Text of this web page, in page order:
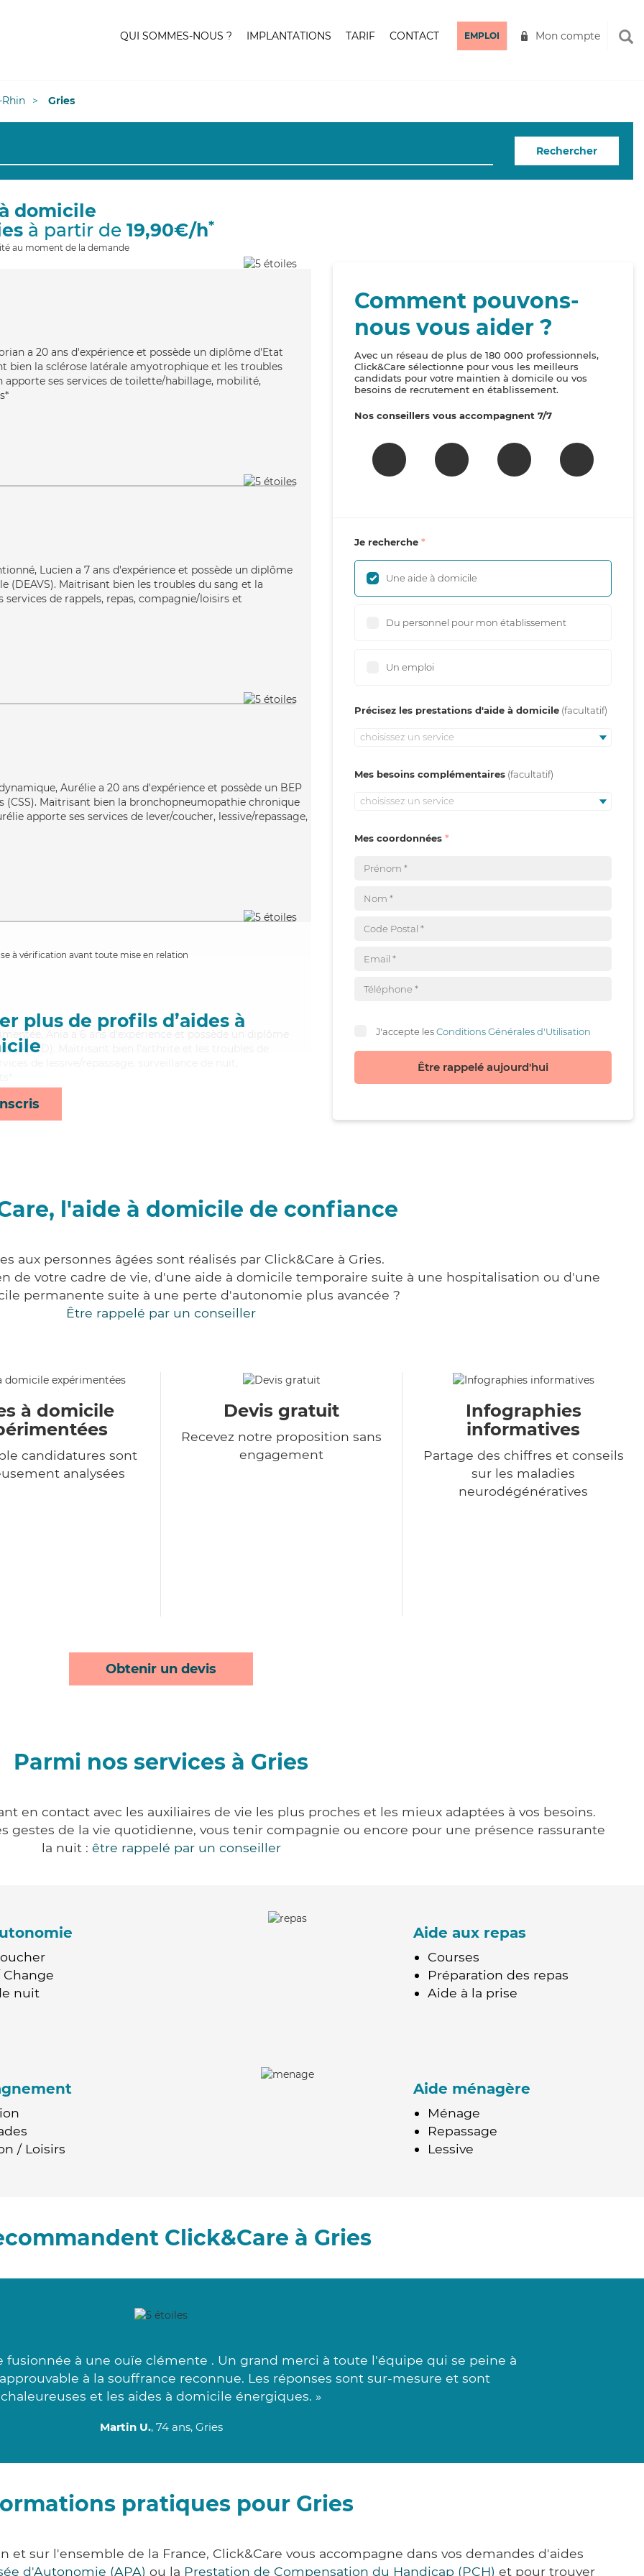
QUI SOMMES-NOUS ? IMPLANTATIONS TARIF CONTACT EMPLOI Mon compte
Rhin Gries
Rechercher
domicile
à partir de 19,90€/h*
au moment de la demande
a 20 ans d'expérience et possède un diplôme d'Etat
bien la sclérose latérale amyotrophique et les troubles
apporte ses services de toilette/habillage, mobilité,
Lucien a 7 ans d'expérience et possède un diplôme
(DEAVS). Maitrisant bien les troubles du sang et la
services de rappels, repas, compagnie/loisirs et
Aurélie a 20 ans d'expérience et possède un BEP
(CSS). Maitrisant bien la bronchopneumopathie chronique
apporte ses services de lever/coucher, lessive/repassage,
à vérification avant toute mise en relation
plus de profils d’aides à
Ania a 6 ans d'expérience et possède un diplôme
(ADVD). Maitrisant bien l'arthrite et les troubles de
Comment pouvons-
nous vous aider ?
Avec un réseau de plus de 180 000 professionnels,
Click&Care sélectionne pour vous les meilleurs
candidats pour votre maintien à domicile ou vos
besoins de recrutement en établissement.
Nos conseillers vous accompagnent 7/7
Je recherche
Une aide à domicile
Du personnel pour mon établissement
Un emploi
Précisez les prestations d'aide à domicile
choisissez un service
Mes besoins complémentaires
choisissez un service
Mes coordonnées
J'accepte lesConditions Générales d'Utilisation
Être rappelé aujourd'hui
l'aide à domicile de confiance
aux personnes âgées sont réalisés par Click&Care à Gries.
de votre cadre de vie, d'une aide à domicile temporaire suite à une hospitalisation ou d'une
permanente suite à une perte d'autonomie plus avancée ?
Être rappelé par un conseiller
à domicile
candidatures sont
analysées
Devis gratuit
Recevez notre proposition sans
engagement
Infographies
informatives
Partage des chiffres et conseils
sur les maladies
neurodégénératives
Obtenir un devis
Parmi nos services à Gries
en contact avec les auxiliaires de vie les plus proches et les mieux adaptées à vos besoins.
gestes de la vie quotidienne, vous tenir compagnie ou encore pour une présence rassurante
la nuit : être rappelé par un conseiller
nuit
Aide aux repas
Courses
Préparation des repas
Aide à la prise
/ Loisirs
Aide ménagère
Ménage
Repassage
Lessive
Click&Care à Gries
à une ouïe clémente . Un grand merci à toute l'équipe qui se peine à
à la souffrance reconnue. Les réponses sont sur-mesure et sont
chaleureuses et les aides à domicile énergiques. »
Martin U., 74 ans, Gries
pratiques pour Gries
et sur l'ensemble de la France, Click&Care vous accompagne dans vos demandes d'aides
d'Autonomie (APA) ou la Prestation de Compensation du Handicap (PCH) et pour trouver